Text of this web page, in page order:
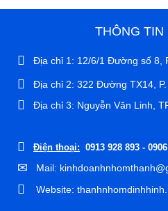
THÔNG TIN
Địa chỉ 1: 12/6/1 Đường số 8,
Địa chỉ 2: 322 Đường TX14,
Địa chỉ 3: Nguyễn Văn Linh,
Điện thoại: 0913 928 893 -
Mail:
Website: